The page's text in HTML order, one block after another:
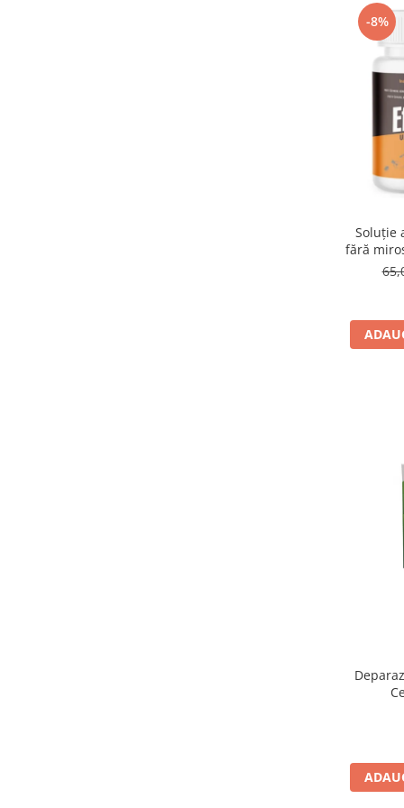
-8%
Soluție
fără